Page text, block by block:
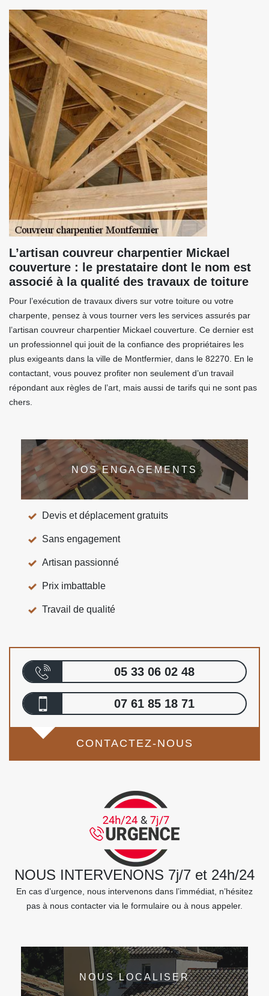
L’artisan couvreur charpentier Mickael
couverture : le prestataire dont le nom est
associé à la qualité des travaux de toiture
Pour l’exécution de travaux divers sur votre toiture ou votre
charpente, pensez à vous tourner vers les services assurés par
l’artisan couvreur charpentier Mickael couverture. Ce dernier est
un professionnel qui jouit de la confiance des propriétaires les
plus exigeants dans la ville de Montfermier, dans le 82270. En le
contactant, vous pouvez profiter non seulement d’un travail
répondant aux règles de l’art, mais aussi de tarifs qui ne sont pas
chers.
NOS ENGAGEMENTS
Devis et déplacement gratuits
Sans engagement
Artisan passionné
Prix imbattable
Travail de qualité
05 33 06 02 48
07 61 85 18 71
CONTACTEZ-NOUS
NOUS INTERVENONS 7j/7 et 24h/24
En cas d’urgence, nous intervenons dans l’immédiat, n’hésitez
pas à nous contacter via le formulaire ou à nous appeler.
NOUS LOCALISER